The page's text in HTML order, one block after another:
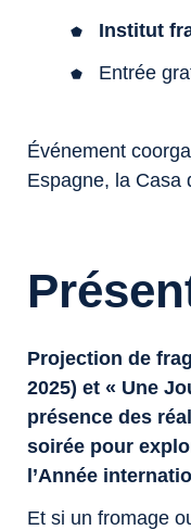
Institut
Entrée
Événement
Espagne, la Casa
Projection de
2025) et « Une
présence des
soirée pour
l’Année
Et si un fromage